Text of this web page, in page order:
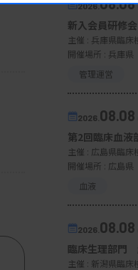
2026.
新入会員研修
主催 : 兵庫県臨床
開催場所 : 兵庫県
管理運営
2026. 08.08
第2回臨床血液
主催 : 広島県臨床
開催場所 : 広島県
血液
2026. 08.08
臨床生理部門
主催 : 新潟県臨床